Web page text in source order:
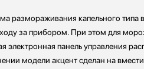
размораживания капельного типа
за прибором. При этом для
электронная панель управления
модели акцент сделан на